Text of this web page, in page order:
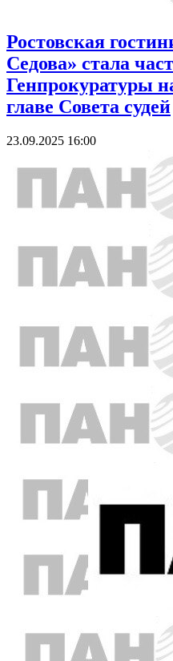
Ростовская
Седова» стала
Генпрокуратуры
главе Совета судей
23.09.2025 16:00